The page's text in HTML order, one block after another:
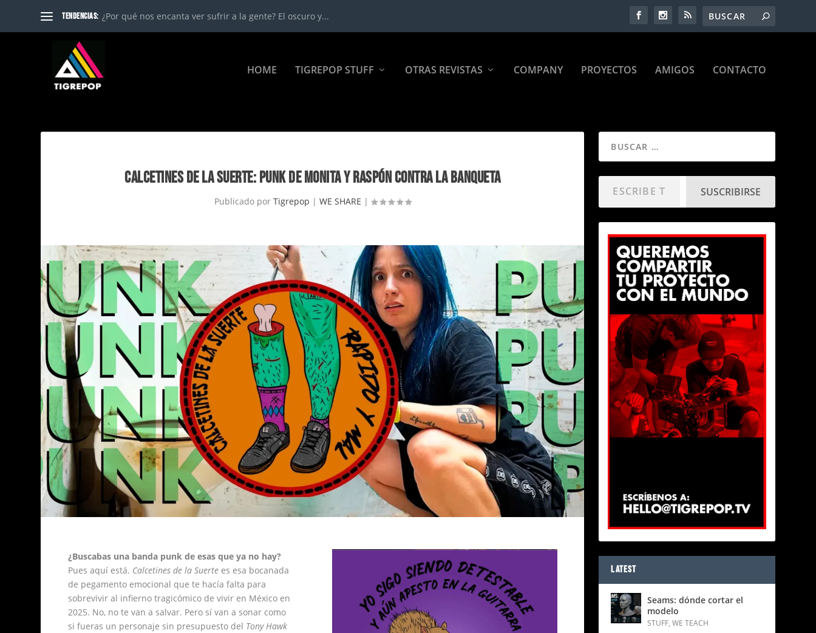
TENDENCIAS: ¿Por qué nos encanta ver sufrir a la gente? El oscuro y...
HOME TIGREPOP STUFF OTRAS REVISTAS COMPANY PROYECTOS AMIGOS CONTACTO
CALCETINES DE LA SUERTE: PUNK DE MONITA Y RASPÓN CONTRA LA BANQUETA
Publicado por Tigrepop | WE SHARE |
¿Buscabas una banda punk de esas que ya no hay?
Pues aquí está. Calcetines de la Suertees esa bocanada
de pegamento emocional que te hacía falta para
sobrevivir al infierno tragicómico de vivir en México en
2025. No, no te van a salvar. Pero sí van a sonar como
si fueras un personaje sin presupuesto del Tony Hawk
SUSCRIBIRSE
LATEST
Seams: dónde cortar el
modelo
STUFF,WE TEACH